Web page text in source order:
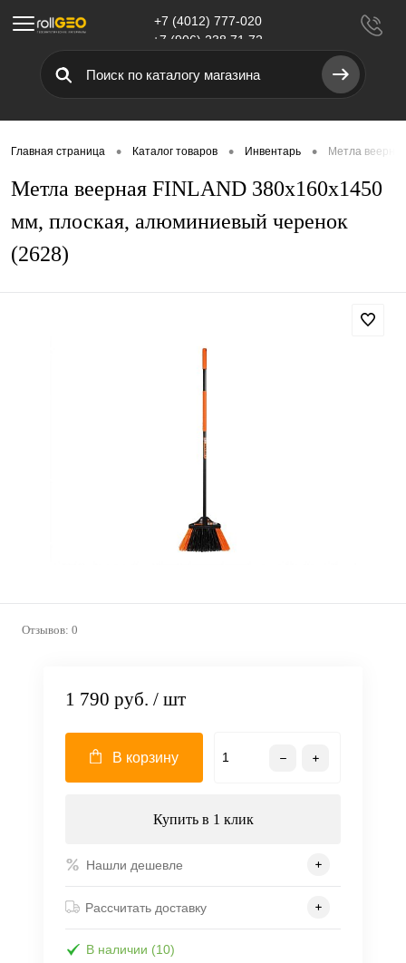
Меню
+7 (4012) 777-020
+7 (906) 238 71 72
Главная страница • Каталог товаров • Инвентарь • Метла
Метла веерная FINLAND 380х160х1450
мм, плоская, алюминиевый черенок
(2628)
Отзывов: 0
1 790 руб. / шт
В корзину
Купить в 1 клик
Нашли дешевле
Рассчитать доставку
В наличии (10)